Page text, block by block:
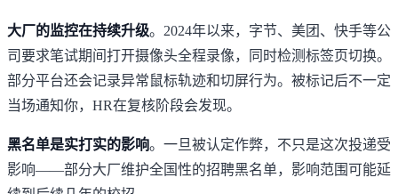
大厂的监控在持续升级。2024年以来，字节、美团、快手等公
司要求笔试期间打开摄像头全程录像，同时检测标签页切换。
部分平台还会记录异常鼠标轨迹和切屏行为。被标记后不一定
当场通知你，HR在复核阶段会发现。
黑名单是实打实的影响。一旦被认定作弊，不只是这次投递受
影响——部分大厂维护全国性的招聘黑名单，影响范围可能延